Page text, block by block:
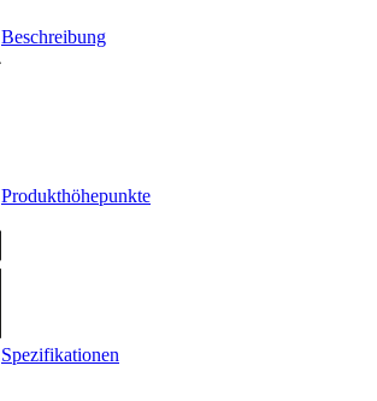
Beschreibung
Produkthöhepunkte
Spezifikationen